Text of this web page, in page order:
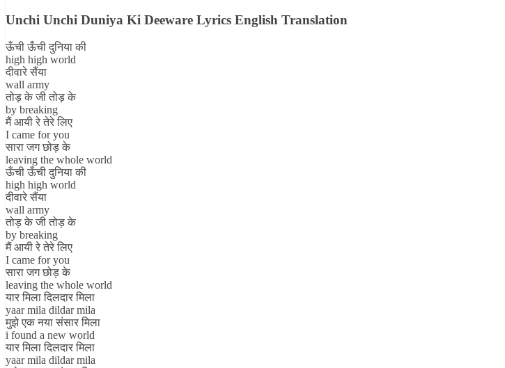
Unchi Unchi Duniya Ki Deeware Lyrics English Translation
ऊँची ऊँची दुनिया की
high high world
दीवारे सैंया
wall army
तोड़ के जी तोड़ के
by breaking
मैं आयी रे तेरे लिए
I came for you
सारा जग छोड़ के
leaving the whole world
ऊँची ऊँची दुनिया की
high high world
दीवारे सैंया
wall army
तोड़ के जी तोड़ के
by breaking
मैं आयी रे तेरे लिए
I came for you
सारा जग छोड़ के
leaving the whole world
यार मिला दिलदार मिला
yaar mila dildar mila
मुझे एक नया संसार मिला
i found a new world
यार मिला दिलदार मिला
yaar mila dildar mila